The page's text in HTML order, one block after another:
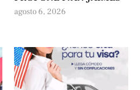
agosto 6, 2026